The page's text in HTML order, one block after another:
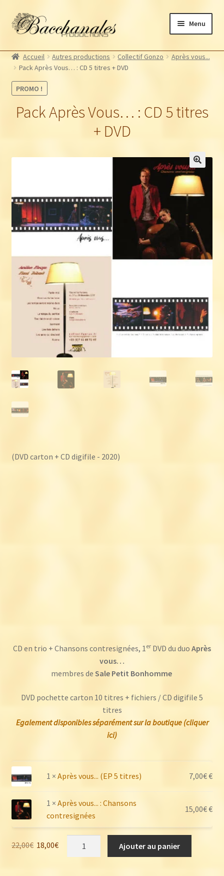
Aller
à
navigation
Aller
au
Menu
Artistes Bacchanales
Autres productions
menu
enfant
Souscriptions
Billetterie
Accueil Autres productions Collectif Gonzo
Après vous...
Pack Après Vous… : CD 5 titres + DVD
PROMO !
Pack Après Vous… : CD 5 titres
+ DVD
🔍
(DVD carton + CD digifile - 2020)
CD en trio + Chansons contresignées, 1er DVD du duo Après
vous…
membres de Sale Petit Bonhomme
DVD pochette carton 10 titres + fichiers / CD digifile 5
titres
Egalement disponibles séparément sur la boutique (cliquer
ici)
1 × Après vous... (EP 5 titres) 7,00€€
1 × Après vous... : Chansons
contresignées
15,00€€
22,00€ Le
18,00€
prix
Ajouter au panier